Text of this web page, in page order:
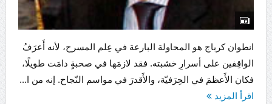
انطوان كرباج هو المحاولة البارعة في عِلم المسرح، لأنه أَعرَفُ
الواقِفين على أسرارِ خشبته. فقد لازمَها في صحبةٍ دامَت طويلًا،
فكان الأَعظمَ في الحِرَفيّة، والأَقدرَ في مواسم النّجاح. إنه من ا...
اقرأ المزيد